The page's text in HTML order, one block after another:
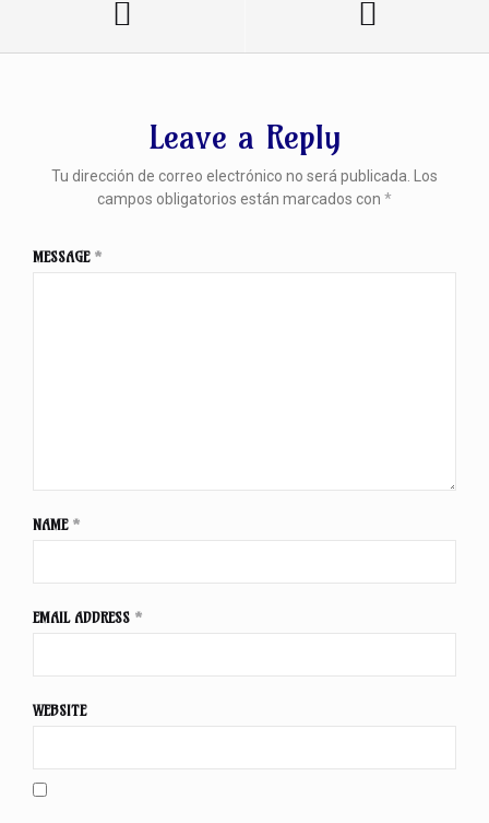
Leave a Reply
Tu dirección de correo electrónico no será publicada. Los
campos obligatorios están marcados con *
MESSAGE *
NAME *
EMAIL ADDRESS *
WEBSITE